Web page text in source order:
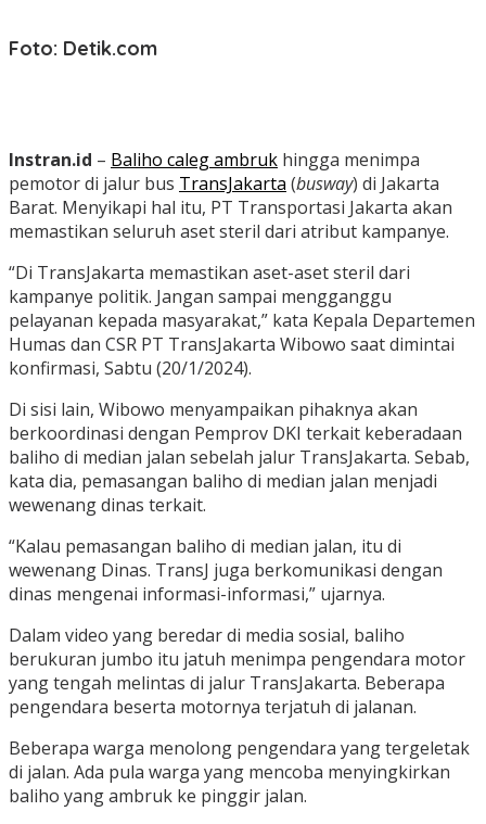
Foto: Detik.com
Instran.id – Baliho caleg ambruk hingga menimpa
pemotor di jalur bus TransJakarta (busway) di Jakarta
Barat. Menyikapi hal itu, PT Transportasi Jakarta akan
memastikan seluruh aset steril dari atribut kampanye.
“Di TransJakarta memastikan aset-aset steril dari
kampanye politik. Jangan sampai mengganggu
pelayanan kepada masyarakat,” kata Kepala Departemen
Humas dan CSR PT TransJakarta Wibowo saat dimintai
konfirmasi, Sabtu (20/1/2024).
Di sisi lain, Wibowo menyampaikan pihaknya akan
berkoordinasi dengan Pemprov DKI terkait keberadaan
baliho di median jalan sebelah jalur TransJakarta. Sebab,
kata dia, pemasangan baliho di median jalan menjadi
wewenang dinas terkait.
“Kalau pemasangan baliho di median jalan, itu di
wewenang Dinas. TransJ juga berkomunikasi dengan
dinas mengenai informasi-informasi,” ujarnya.
Dalam video yang beredar di media sosial, baliho
berukuran jumbo itu jatuh menimpa pengendara motor
yang tengah melintas di jalur TransJakarta. Beberapa
pengendara beserta motornya terjatuh di jalanan.
Beberapa warga menolong pengendara yang tergeletak
di jalan. Ada pula warga yang mencoba menyingkirkan
baliho yang ambruk ke pinggir jalan.